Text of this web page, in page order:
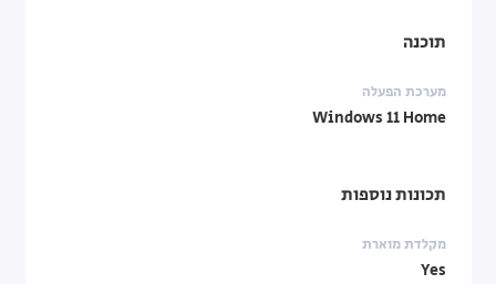
תוכנה
מערכת הפעלה
Windows 11 Home
תכונות נוספות
מקלדת מוארת
Yes